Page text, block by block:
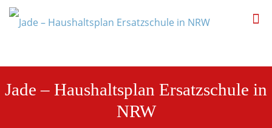
Jade – Haushaltsplan Ersatzschule in
NRW